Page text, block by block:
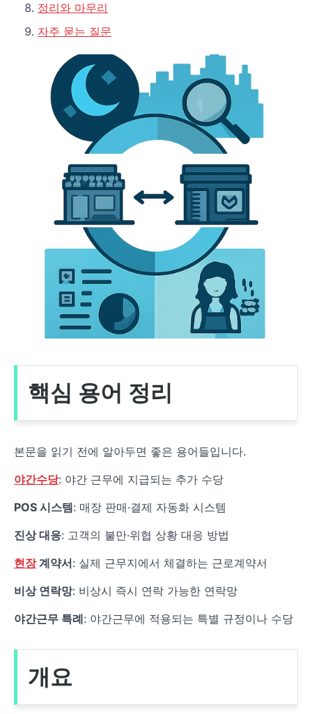
정리와 마무리
자주 묻는 질문
핵심 용어 정리
본문을 읽기 전에 알아두면 좋은 용어들입니다.
야간수당: 야간 근무에 지급되는 추가 수당
POS 시스템: 매장 판매·결제 자동화 시스템
진상 대응: 고객의 불만·위협 상황 대응 방법
현장계약서: 실제 근무지에서 체결하는 근로계약서
비상 연락망: 비상시 즉시 연락 가능한 연락망
야간근무 특례: 야간근무에 적용되는 특별 규정이나 수당
개요